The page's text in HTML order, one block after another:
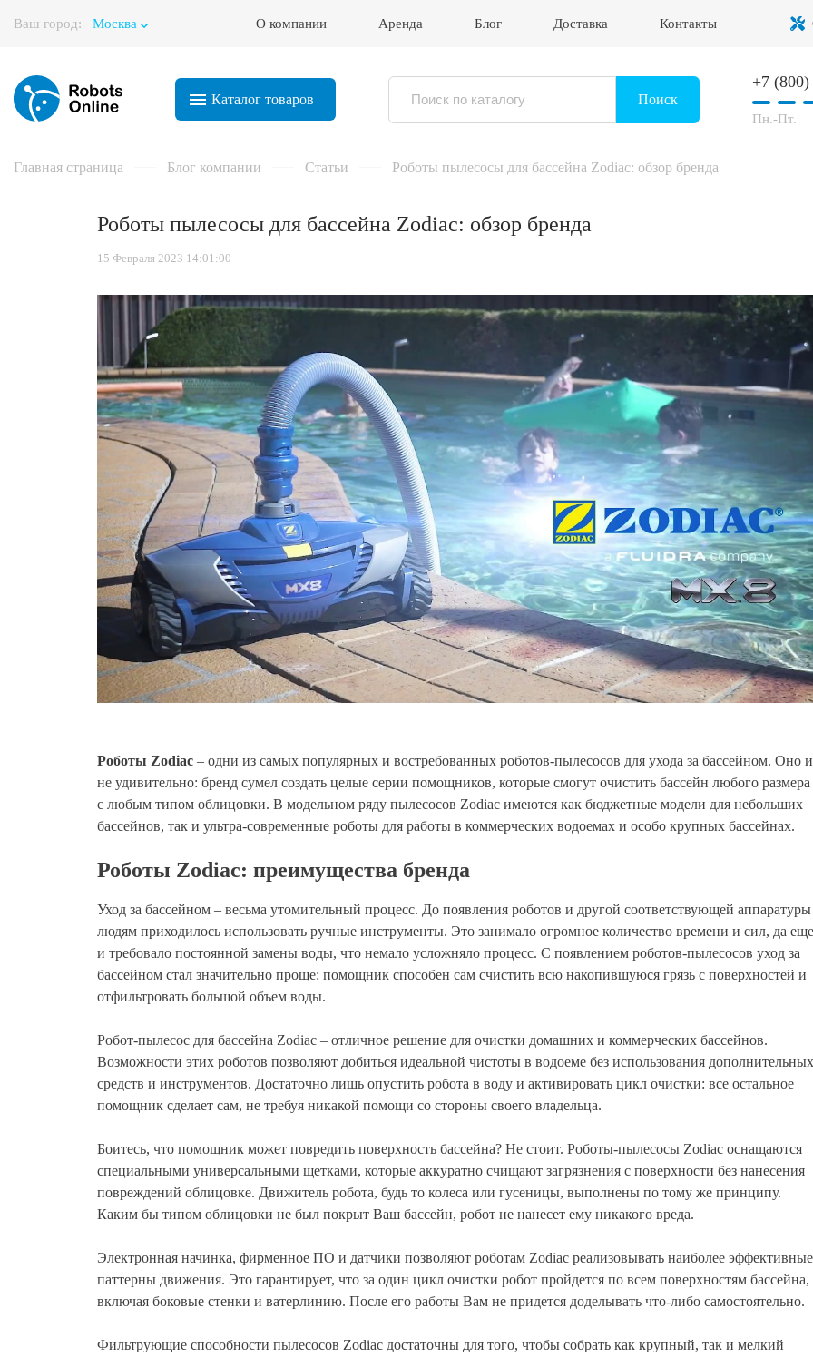
Ваш город: Москва О компании Аренда Блог Доставка Контакты
Каталог товаров Поиск
+7
Пн.-Пт.
Корзина
Главная страница Блог компании Статьи Роботы пылесосы для бассейна Zodiac: обзор бренда
Роботы пылесосы для бассейна Zodiac: обзор бренда
15 Февраля 2023 14:01:00
Роботы Zodiac– одни из самых популярных и востребованных роботов-пылесосов для ухода за бассейном. Оно и
не удивительно: бренд сумел создать целые серии помощников, которые смогут очистить бассейн любого размера
с любым типом облицовки. В модельном ряду пылесосов Zodiac имеются как бюджетные модели для небольших
бассейнов, так и ультра-современные роботы для работы в коммерческих водоемах и особо крупных бассейнах.
Роботы Zodiac: преимущества бренда
Уход за бассейном – весьма утомительный процесс. До появления роботов и другой соответствующей аппаратуры
людям приходилось использовать ручные инструменты. Это занимало огромное количество времени и сил, да еще
и требовало постоянной замены воды, что немало усложняло процесс. С появлением роботов-пылесосов уход за
бассейном стал значительно проще: помощник способен сам счистить всю накопившуюся грязь с поверхностей и
отфильтровать большой объем воды.
Робот-пылесос для бассейна Zodiac – отличное решение для очистки домашних и коммерческих бассейнов.
Возможности этих роботов позволяют добиться идеальной чистоты в водоеме без использования дополнительных
средств и инструментов. Достаточно лишь опустить робота в воду и активировать цикл очистки: все остальное
помощник сделает сам, не требуя никакой помощи со стороны своего владельца.
Боитесь, что помощник может повредить поверхность бассейна? Не стоит. Роботы-пылесосы Zodiac оснащаются
специальными универсальными щетками, которые аккуратно счищают загрязнения с поверхности без нанесения
повреждений облицовке. Движитель робота, будь то колеса или гусеницы, выполнены по тому же принципу.
Каким бы типом облицовки не был покрыт Ваш бассейн, робот не нанесет ему никакого вреда.
Электронная начинка, фирменное ПО и датчики позволяют роботам Zodiac реализовывать наиболее эффективные
паттерны движения. Это гарантирует, что за один цикл очистки робот пройдется по всем поверхностям бассейна,
включая боковые стенки и ватерлинию. После его работы Вам не придется доделывать что-либо самостоятельно.
Фильтрующие способности пылесосов Zodiac достаточны для того, чтобы собрать как крупный, так и мелкий